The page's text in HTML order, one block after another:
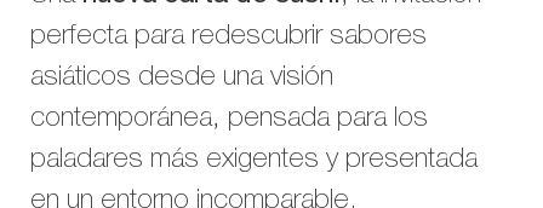
perfecta para redescubrir sabores
asiáticos desde una visión
contemporánea, pensada para los
paladares más exigentes y presentada